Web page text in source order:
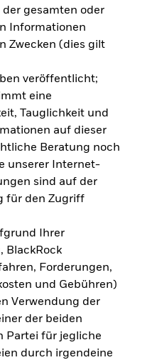
gesamten oder
Informationen
Zwecken (dies gilt
veröffentlicht;
eine
Tauglichkeit und
auf dieser
Beratung noch
unserer Internet-
sind auf der
für den Zugriff
Ihrer
BlackRock
Forderungen,
und Gebühren)
Verwendung der
der beiden
Partei für jegliche
durch irgendeine